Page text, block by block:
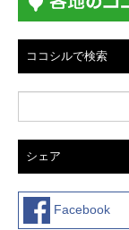
ココシルで検索
シェア
Facebook